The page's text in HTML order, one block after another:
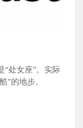
“处女座”。实际
”的地步。